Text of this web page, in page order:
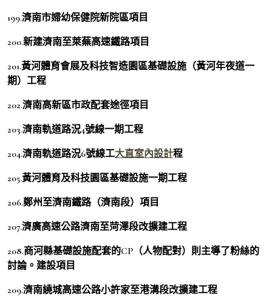
199.濟南市婦幼保健院新院區項目
200.新建濟南至萊蕪高速鐵路項目
201.黃河體育會展及科技智造園區基礎設施（黃河年夜道一
期）工程
202.濟南高新區市政配套途徑項目
203.濟南軌道路況4號線一期工程
204.濟南軌道路況6號線工大直室內設計程
205.黃河體育及科技園區基礎設施一期工程
206.鄭州至濟南鐵路（濟南段）項目
207.濟廣高速公路濟南至菏澤段改擴建工程
208.商河縣基礎設施配套的CP（人物配對）則主導了粉絲的
討論。建設項目
209.濟南繞城高速公路小許家至港溝段改擴建工程